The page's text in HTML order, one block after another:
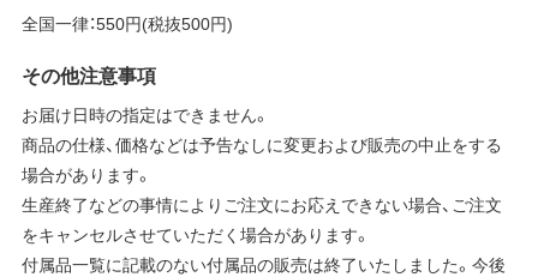
全国一律：550円(税抜500円)
その他注意事項
お届け日時の指定はできません。
商品の仕様、価格などは予告なしに変更および販売の中止をする
場合があります。
生産終了などの事情によりご注文にお応えできない場合、ご注文
をキャンセルさせていただく場合があります。
付属品一覧に記載のない付属品の販売は終了いたしました。今後